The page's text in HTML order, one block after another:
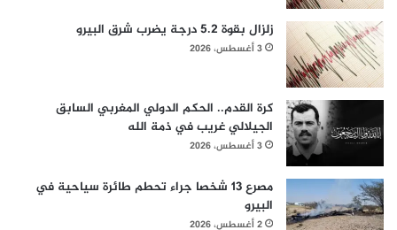
زلزال بقوة 5.2 درجة يضرب شرق البيرو
3 أغسطس، 2026
كرة القدم.. الحكم الدولي المغربي السابق
الجيلالي غريب في ذمة الله
3 أغسطس، 2026
مصرع 13 شخصا جراء تحطم طائرة سياحية في
البيرو
2 أغسطس، 2026